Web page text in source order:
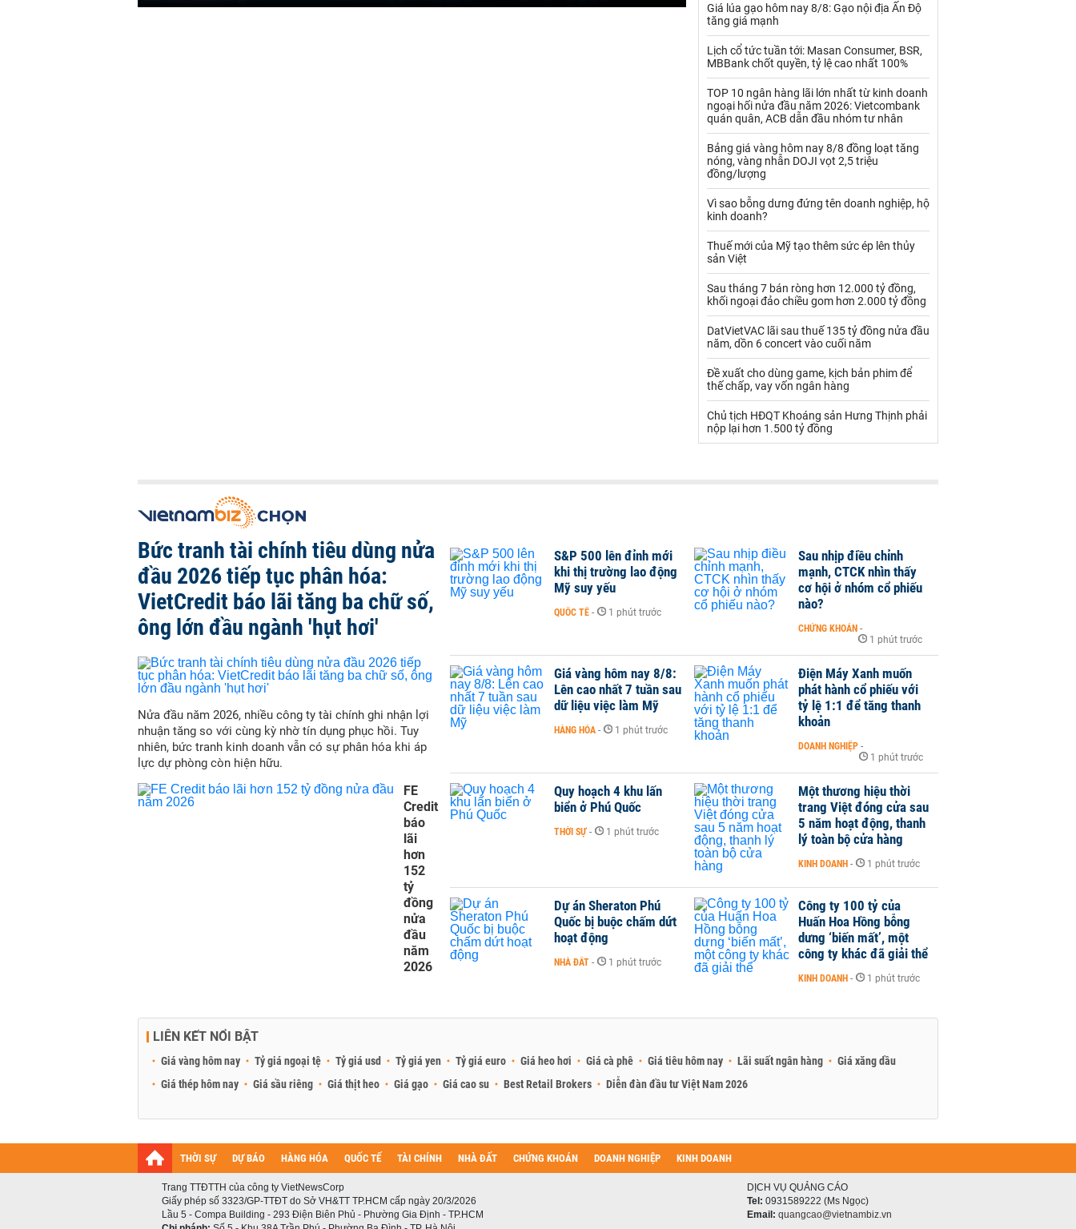
Khí đốt
Kim loại khác Mắc ca
Ngũ cốc
Nhựa - Hạt nhựa
Palladium Phân bón
Rau - Củ -Quả Sắt thép
Sữa
Than
Thủy hải sản khác Tôm
VLXD khác Xăng dầu
Xi măng - Clynker
Giá lúa gạo hôm nay 8/8: Gạo nội địa Ấn Độ
tăng giá mạnh
Lịch cổ tức tuần tới: Masan Consumer, BSR,
MBBank chốt quyền, tỷ lệ cao nhất 100%
TOP 10 ngân hàng lãi lớn nhất từ kinh doanh
ngoại hối nửa đầu năm 2026: Vietcombank
quán quân, ACB dẫn đầu nhóm tư nhân
Bảng giá vàng hôm nay 8/8 đồng loạt tăng
nóng, vàng nhẫn DOJI vọt 2,5 triệu
đồng/lượng
Vì sao bỗng dưng đứng tên doanh nghiệp, hộ
kinh doanh?
Thuế mới của Mỹ tạo thêm sức ép lên thủy
sản Việt
Sau tháng 7 bán ròng hơn 12.000 tỷ đồng,
khối ngoại đảo chiều gom hơn 2.000 tỷ đồng
DatVietVAC lãi sau thuế 135 tỷ đồng nửa đầu
năm, dồn 6 concert vào cuối năm
Đề xuất cho dùng game, kịch bản phim để
thế chấp, vay vốn ngân hàng
Chủ tịch HĐQT Khoáng sản Hưng Thịnh phải
nộp lại hơn 1.500 tỷ đồng
Bức tranh tài chính tiêu dùng nửa
đầu 2026 tiếp tục phân hóa:
VietCredit báo lãi tăng ba chữ số,
ông lớn đầu ngành 'hụt hơi'
Nửa đầu năm 2026, nhiều công ty tài chính ghi nhận lợi
nhuận tăng so với cùng kỳ nhờ tín dụng phục hồi. Tuy
nhiên, bức tranh kinh doanh vẫn có sự phân hóa khi áp
lực dự phòng còn hiện hữu.
FE
Credit
báo
lãi
hơn
152
tỷ
đồng
nửa
đầu
năm
2026
S&P 500 lên đỉnh mới
khi thị trường lao động
Mỹ suy yếu
QUỐC TẾ - 1 phút trước
Sau nhịp điều chỉnh
mạnh, CTCK nhìn thấy
cơ hội ở nhóm cổ phiếu
nào?
CHỨNG KHOÁN -
1 phút trước
Giá vàng hôm nay 8/8:
Lên cao nhất 7 tuần sau
dữ liệu việc làm Mỹ
HÀNG HÓA - 1 phút trước
Điện Máy Xanh muốn
phát hành cổ phiếu với
tỷ lệ 1:1 để tăng thanh
khoản
DOANH NGHIỆP -
1 phút trước
Quy hoạch 4 khu lấn
biển ở Phú Quốc
THỜI SỰ - 1 phút trước
Một thương hiệu thời
trang Việt đóng cửa sau
5 năm hoạt động, thanh
lý toàn bộ cửa hàng
KINH DOANH - 1 phút trước
Dự án Sheraton Phú
Quốc bị buộc chấm dứt
hoạt động
NHÀ ĐẤT - 1 phút trước
Công ty 100 tỷ của
Huấn Hoa Hồng bỗng
dưng ‘biến mất’, một
công ty khác đã giải thể
KINH DOANH - 1 phút trước
LIÊN KẾT NỔI BẬT
Giá vàng hôm nay Tỷ giá ngoại tệ Tỷ giá usd Tỷ giá yen Tỷ giá euro Giá heo hơi Giá cà phê Giá tiêu hôm nay Lãi suất ngân hàng
Giá xăng dầu
Giá thép hôm nay
Giá sầu riêng Giá thịt heo Giá gạo Giá cao su Best Retail Brokers Diễn đàn đầu tư Việt Nam 2026
THỜI SỰ DỰ BÁO HÀNG HÓA QUỐC TẾ TÀI CHÍNH NHÀ ĐẤT CHỨNG KHOÁN DOANH NGHIỆP KINH DOANH
Trang TTĐTTH của công ty VietNewsCorp
Giấy phép số 3323/GP-TTĐT do Sở VH&TT TP.HCM cấp ngày 20/3/2026
Lầu 5 - Compa Building - 293 Điện Biên Phủ - Phường Gia Định - TP.HCM
DỊCH VỤ QUẢNG CÁO
Tel: 0931589222 (Ms Ngọc)
Email: quangcao@vietnambiz.vn